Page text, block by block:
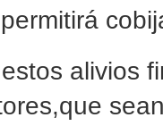
alivios